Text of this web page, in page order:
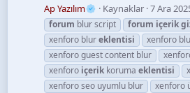
Ap Yazılım Kaynaklar 7 Ara
forum blur script forum içerik
xenforo blureklentisi
xenforo
xenforo guest content blur
xenforo içerik koruma eklentisi
xenforo seo uyumlu blur
xenforo